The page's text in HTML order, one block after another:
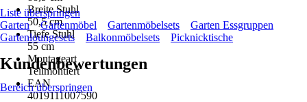
Breite Stuhl
50,5 cm
Tiefe Stuhl
55 cm
Montageart
Teilmontiert
EAN
4019111007590
Liste überspringen
Garten
Gartenmöbel Gartenmöbelsets
Garten Essgruppen
Gartenloungesets
Balkonmöbelsets Picknicktische
Kundenbewertungen
Bereich überspringen